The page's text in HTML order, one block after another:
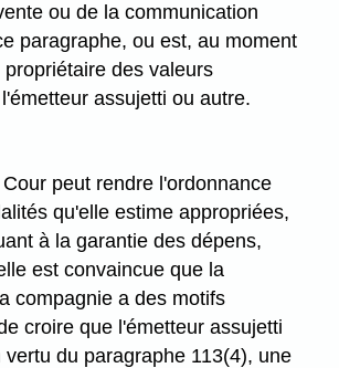
ou de la communication
paragraphe, ou est, au moment
des valeurs
assujetti ou autre.
Cour peut rendre l'ordonnance
qu'elle estime appropriées,
à la garantie des dépens,
est convaincue que la
compagnie a des motifs
croire que l'émetteur assujetti
vertu du paragraphe 113(4), une